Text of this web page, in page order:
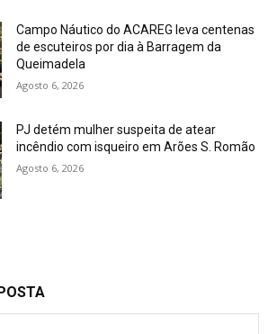
Campo Náutico do ACAREG leva centenas
de escuteiros por dia à Barragem da
Queimadela
Agosto 6, 2026
PJ detém mulher suspeita de atear
incêndio com isqueiro em Arões S. Romão
Agosto 6, 2026